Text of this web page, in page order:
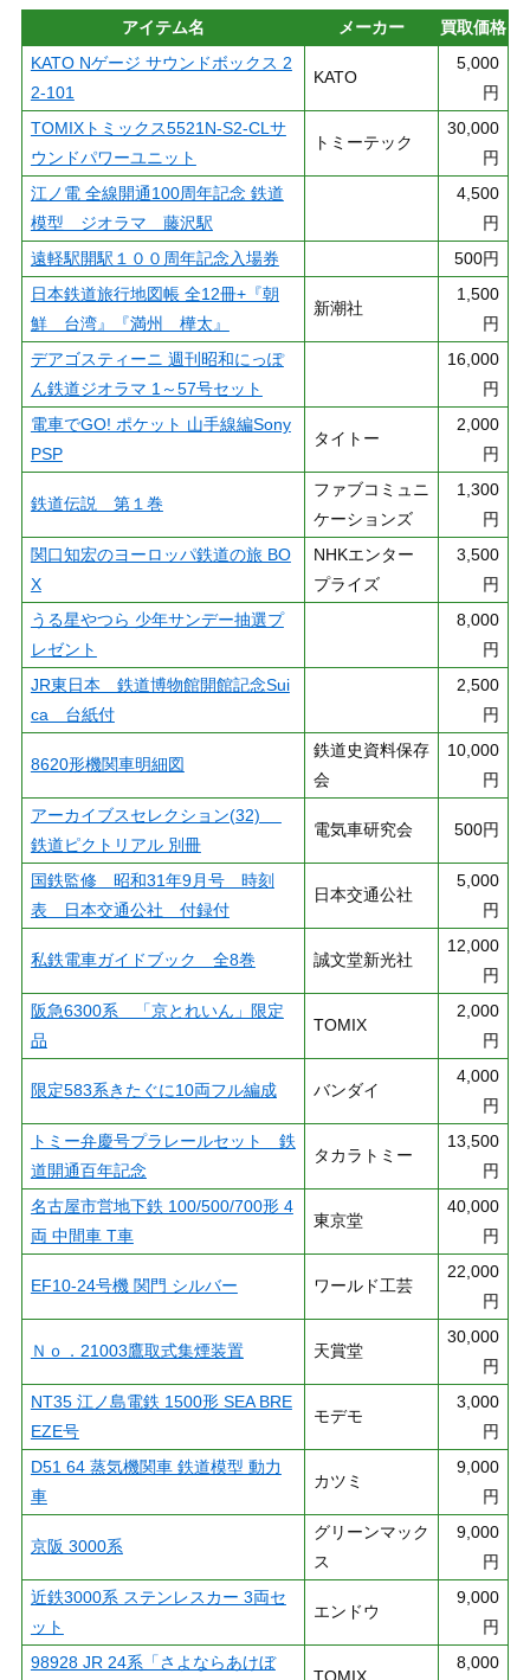
アイテム名 メーカー
買取価格
KATO Nゲージ サウンドボックス 2
2-101
KATO
5,000
円
TOMIXトミックス5521N-S2-CLサ
ウンドパワーユニット
トミーテック
30,000
円
江ノ電 全線開通100周年記念 鉄道
模型 ジオラマ 藤沢駅
4,500
円
遠軽駅開駅１００周年記念入場券
500円
日本鉄道旅行地図帳 全12冊+『朝
鮮 台湾』『満州 樺太』
新潮社
1,500
円
デアゴスティーニ 週刊昭和にっぽ
ん鉄道ジオラマ 1～57号セット
16,000
円
電車でGO! ポケット 山手線編Sony
PSP
タイトー
2,000
円
鉄道伝説 第１巻
ファブコミュニ
ケーションズ
1,300
円
関口知宏のヨーロッパ鉄道の旅 BO
X
NHKエンター
プライズ
3,500
円
うる星やつら 少年サンデー抽選プ
レゼント
8,000
円
JR東日本 鉄道博物館開館記念Sui
ca 台紙付
2,500
円
8620形機関車明細図
鉄道史資料保存
会
10,000
円
アーカイブスセレクション(32)
鉄道ピクトリアル 別冊
電気車研究会 500円
国鉄監修 昭和31年9月号 時刻
表 日本交通公社 付録付
日本交通公社
5,000
円
私鉄電車ガイドブック 全8巻 誠文堂新光社
12,000
円
阪急6300系 「京とれいん」限定
品
TOMIX
2,000
円
限定583系きたぐに10両フル編成 バンダイ
4,000
円
トミー弁慶号プラレールセット 鉄
道開通百年記念
タカラトミー
13,500
円
名古屋市営地下鉄 100/500/700形 4
両 中間車 T車
東京堂
40,000
円
EF10-24号機 関門 シルバー ワールド工芸
22,000
円
Ｎｏ．21003鷹取式集煙装置 天賞堂
30,000
円
NT35 江ノ島電鉄 1500形 SEA BRE
EZE号
モデモ
3,000
円
D51 64 蒸気機関車 鉄道模型 動力
車
カツミ
9,000
円
京阪 3000系
グリーンマック
ス
9,000
円
近鉄3000系 ステンレスカー 3両セ
ット
エンドウ
9,000
円
98928 JR 24系「さよならあけぼ
8,000